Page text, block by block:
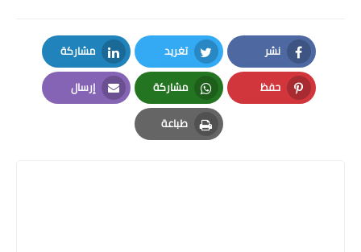
نشر
Facebook
تغريد
Twitter
مشاركة
LinkedIn
حفظ
Pinterest
مشاركة
Whatsapp
إرسال
Email
طباعة
Print